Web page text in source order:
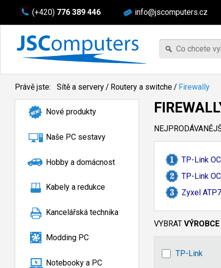
(+420) 776 389 446 info@jscomputers.cz
Právě jste: Sítě a servery/ Routery a switche/ Firewally
Nové produkty
Naše PC sestavy
Hobby a domácnost
Kabely a redukce
Kancelářská technika
Modding PC
Notebooky a PC
TP-Link
TP-Link
Zyxel
VYBRAT VÝROBCE
TP-Link